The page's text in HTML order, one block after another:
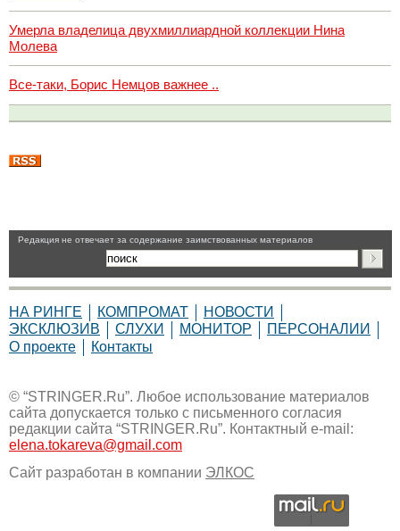
Умерла владелица двухмиллиардной коллекции Нина
Молева
Все-таки, Борис Немцов важнее ..
Pедакция не отвечает за содержание заимствованных материалов
НА РИНГЕ КОМПРОМАТ
НОВОСТИ
ЭКСКЛЮЗИВ
СЛУХИ МОНИТОР
ПЕРСОНАЛИИ
О проекте
Контакты
© “STRINGER.Ru”. Любое использование материалов
сайта допускается только с письменного согласия
редакции сайта “STRINGER.Ru”. Контактный e-mail:
elena.tokareva@gmail.com
Сайт разработан в компании ЭЛКОС